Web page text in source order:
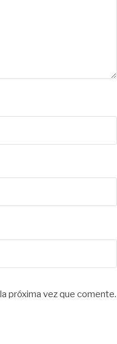
próxima vez que comente.